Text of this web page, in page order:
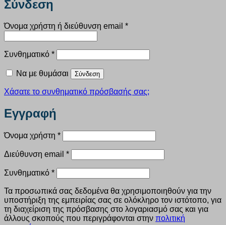
Σύνδεση
Όνομα χρήστη ή διεύθυνση email *Απαιτείται
Συνθηματικό *Απαιτείται
Να με θυμάσαι Σύνδεση
Χάσατε το συνθηματικό πρόσβασής σας;
Εγγραφή
Όνομα χρήστη *Απαιτείται
Διεύθυνση email *Απαιτείται
Συνθηματικό *Απαιτείται
Τα προσωπικά σας δεδομένα θα χρησιμοποιηθούν για την
υποστήριξη της εμπειρίας σας σε ολόκληρο τον ιστότοπο, για
τη διαχείριση της πρόσβασης στο λογαριασμό σας και για
άλλους σκοπούς που περιγράφονται στην πολιτική